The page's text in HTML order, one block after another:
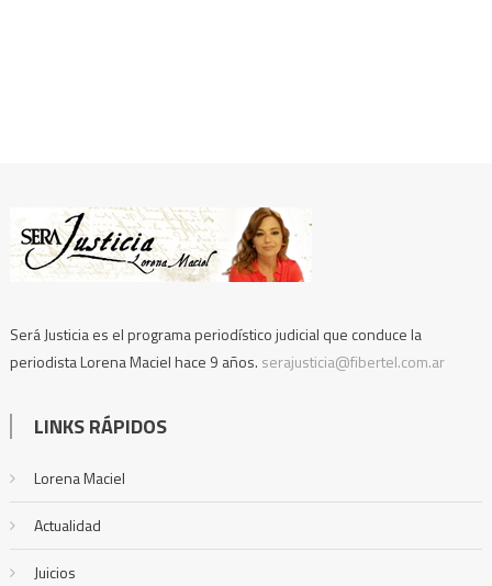
Será Justicia es el programa periodístico judicial que conduce la
periodista Lorena Maciel hace 9 años. serajusticia@fibertel.com.ar
LINKS RÁPIDOS
Lorena Maciel
Actualidad
Juicios